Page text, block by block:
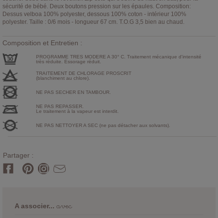
sécurité de bébé. Deux boutons pression sur les épaules. Composition:
Dessus velboa 100% polyester, dessous 100% coton - intérieur 100%
polyester. Taille : 0/6 mois - longueur 67 cm. T.O.G 3,5 bien au chaud.
Composition et Entretien :
PROGRAMME TRES MODERE A 30° C. Traitement mécanique d'intensité
très réduite. Essorage réduit.
TRAITEMENT DE CHLORAGE PROSCRIT
(blanchiment au chlore).
NE PAS SECHER EN TAMBOUR.
NE PAS REPASSER.
Le traitement à la vapeur est interdit.
NE PAS NETTOYER A SEC (ne pas détacher aux solvants).
Partager :
A associer...